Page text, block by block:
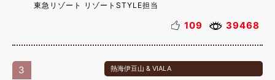
東急リゾート リゾートSTYLE担当
109 39468
3 熱海伊豆山 & VIALA